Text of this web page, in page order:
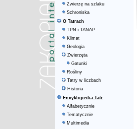
Zwierzę na szlaku
Schroniska
O Tatrach
TPN i TANAP
Klimat
Geologia
Zwierzęta
Gatunki
Rośliny
Tatry w liczbach
Historia
Encyklopedia Tatr
Alfabetycznie
Tematycznie
Multimedia